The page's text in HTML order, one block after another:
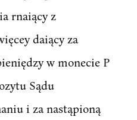
rnaiący z
daiący za
w monecie P
Sądu
i za nastąpioną